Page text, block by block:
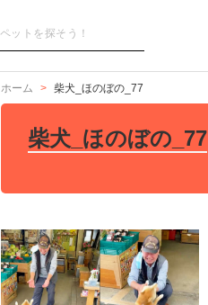
ホーム 柴犬_ほのぼの_77
柴犬_ほのぼの_77